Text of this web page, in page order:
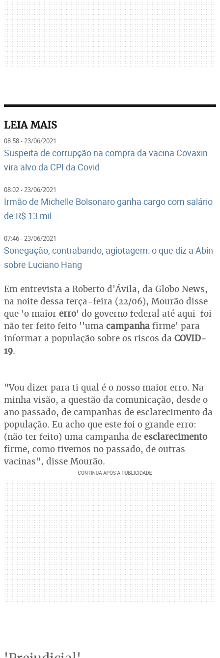
LEIA MAIS
08:58 - 23/06/2021
Suspeita de corrupção na compra da vacina Covaxin
vira alvo da CPI da Covid
08:02 - 23/06/2021
Irmão de Michelle Bolsonaro ganha cargo com salário
de R$ 13 mil
07:46 - 23/06/2021
Sonegação, contrabando, agiotagem: o que diz a Abin
sobre Luciano Hang
Em entrevista a Roberto d'Ávila, da Globo News,
na noite dessa terça-feira (22/06), Mourão disse
que 'o maior erro' do governo federal até aqui foi
não ter feito feito ''uma campanha firme' para
informar a população sobre os riscos da COVID-
19.
"Vou dizer para ti qual é o nosso maior erro. Na
minha visão, a questão da comunicação, desde o
ano passado, de campanhas de esclarecimento da
população. Eu acho que este foi o grande erro:
(não ter feito) uma campanha de esclarecimento
firme, como tivemos no passado, de outras
vacinas", disse Mourão.